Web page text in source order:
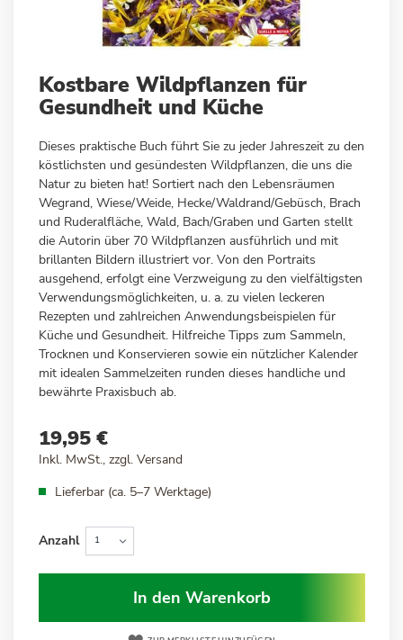
Anfang
der
springen
Kostbare Wildpflanzen für
Gesundheit und Küche
Dieses praktische Buch führt Sie zu jeder Jahreszeit zu den
köstlichsten und gesündesten Wildpflanzen, die uns die
Natur zu bieten hat! Sortiert nach den Lebensräumen
Wegrand, Wiese/Weide, Hecke/Waldrand/Gebüsch, Brach
und Ruderalfläche, Wald, Bach/Graben und Garten stellt
die Autorin über 70 Wildpflanzen ausführlich und mit
brillanten Bildern illustriert vor. Von den Portraits
ausgehend, erfolgt eine Verzweigung zu den vielfältigsten
Verwendungsmöglichkeiten, u. a. zu vielen leckeren
Rezepten und zahlreichen Anwendungsbeispielen für
Küche und Gesundheit. Hilfreiche Tipps zum Sammeln,
Trocknen und Konservieren sowie ein nützlicher Kalender
mit idealen Sammelzeiten runden dieses handliche und
bewährte Praxisbuch ab.
19,95 €
Inkl. MwSt., zzgl. Versand
Lieferbar (ca. 5–7 Werktage)
Anzahl
In den Warenkorb